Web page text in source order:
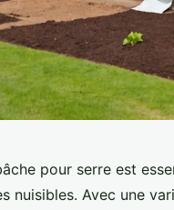
pour serre est
nuisibles. Avec une